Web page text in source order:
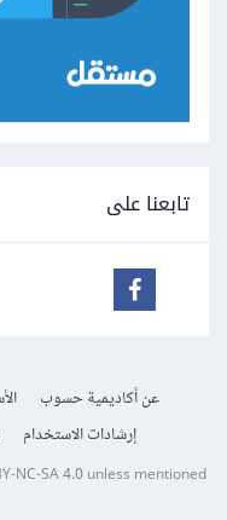
تابعنا على
عن أكاديمية حسوب
إرشادات الاستخدام
NC-SA 4.0unless mentioned